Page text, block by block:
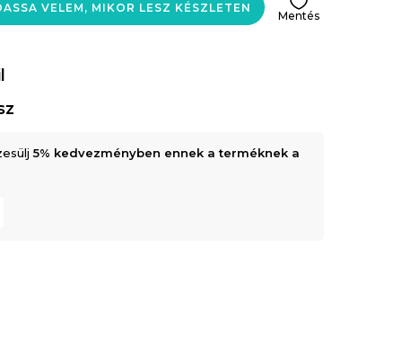
VELEM, MIKOR LESZ KÉSZLETEN
Mentés
5% kedvezményben ennek a terméknek a